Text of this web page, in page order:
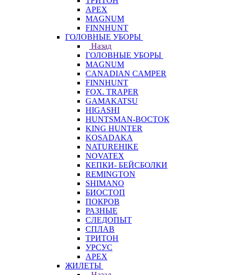
APEX
MAGNUM
FINNHUNT
ГОЛОВНЫЕ УБОРЫ
Назад
ГОЛОВНЫЕ УБОРЫ
MAGNUM
CANADIAN CAMPER
FINNHUNT
FOX. TRAPER
GAMAKATSU
HIGASHI
HUNTSMAN-ВОСТОК
KING HUNTER
KOSADAKA
NATUREHIKE
NOVATEX
КЕПКИ- БЕЙСБОЛКИ
REMINGTON
SHIMANO
БИОСТОП
ПОКРОВ
РАЗНЫЕ
СЛЕДОПЫТ
СПЛАВ
ТРИТОН
УРСУС
APEX
ЖИЛЕТЫ